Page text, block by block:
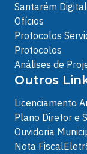
Santarém
Ofícios
Protocolos
Protocolos
Análises de
Outros
Licenciamento
Plano Diretor e
Ouvidoria
Nota